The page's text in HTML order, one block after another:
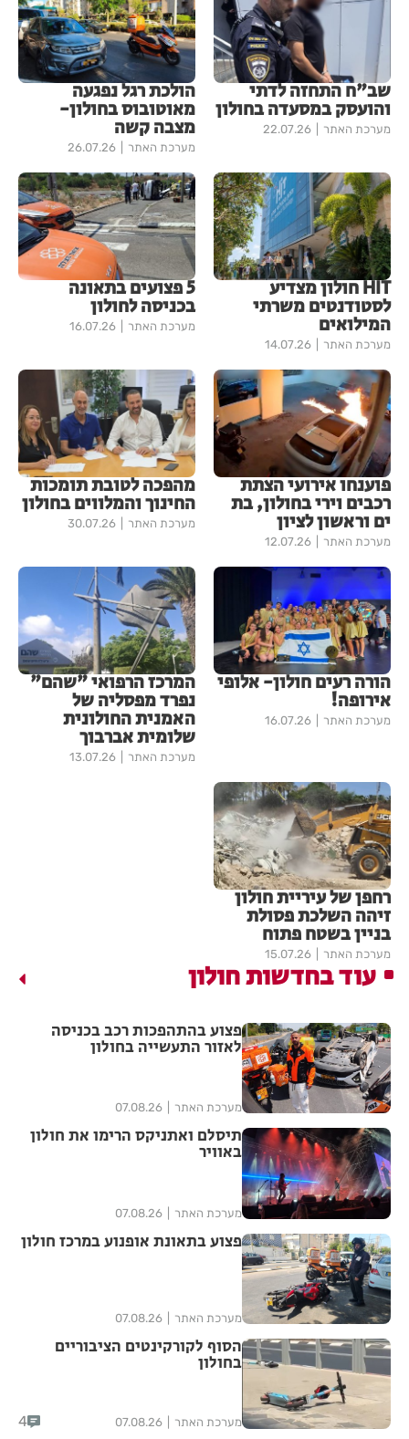
שב"ח התחזה לדתי
והועסק במסעדה בחולון
מערכת האתר 22.07.26
הולכת רגל נפגעה
מאוטובוס בחולון-
מצבה קשה
מערכת האתר 26.07.26
HIT חולון מצדיע
לסטודנטים משרתי
המילואים
מערכת האתר 14.07.26
5 פצועים בתאונה
בכניסה לחולון
מערכת האתר 16.07.26
פוענחו אירועי הצתת
רכבים וירי בחולון, בת
ים וראשון לציון
מערכת האתר 12.07.26
מהפכה לטובת תומכות
החינוך והמלווים בחולון
מערכת האתר 30.07.26
הורה רעים חולון- אלופי
אירופה!
מערכת האתר 16.07.26
המרכז הרפואי "שהם"
נפרד מפסליה של
האמנית החולונית
שלומית אברבוך
מערכת האתר 13.07.26
רחפן של עיריית חולון
זיהה השלכת פסולת
בניין בשטח פתוח
מערכת האתר 15.07.26
עוד בחדשות חולון
פצוע בהתהפכות רכב בכניסה
לאזור התעשייה בחולון
מערכת האתר 07.08.26
תיסלם ואתניקס הרימו את חולון
באוויר
מערכת האתר 07.08.26
פצוע בתאונת אופנוע במרכז חולון
מערכת האתר 07.08.26
הסוף לקורקינטים הציבוריים
בחולון
מערכת האתר 07.08.26
4